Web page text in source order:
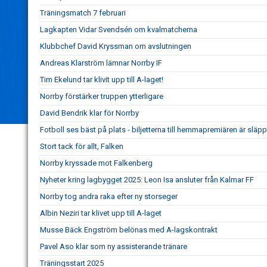
Träningsmatch 7 februari
Lagkapten Vidar Svendsén om kvalmatcherna
Klubbchef David Kryssman om avslutningen
Andreas Klarström lämnar Norrby IF
Tim Ekelund tar klivit upp till A-laget!
Norrby förstärker truppen ytterligare
David Bendrik klar för Norrby
Fotboll ses bäst på plats - biljetterna till hemmapremiären är
Stort tack för allt, Falken
Norrby kryssade mot Falkenberg
Nyheter kring lagbygget 2025: Leon Isa ansluter från Kalmar FF
Norrby tog andra raka efter ny storseger
Albin Neziri tar klivet upp till A-laget
Musse Bäck Engström belönas med A-lagskontrakt
Pavel Aso klar som ny assisterande tränare
Träningsstart 2025